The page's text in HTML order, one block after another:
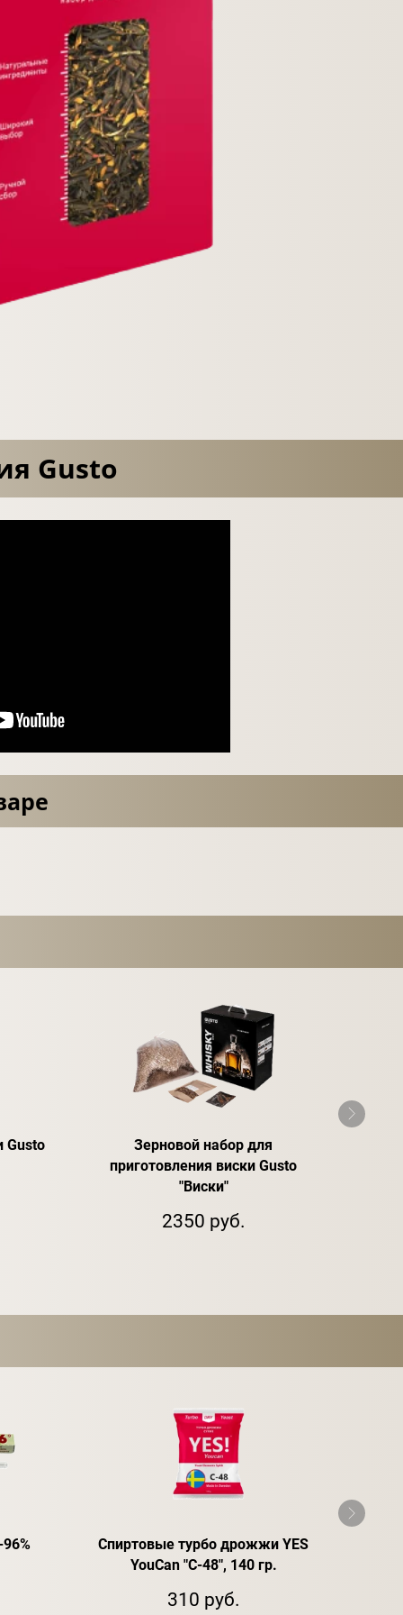
Gusto
Gusto
Зерновой набор для
приготовления виски Gusto
"Виски"
2350 руб.
Спиртовые турбо дрожжи YES
YouCan "C-48", 140 гр.
310 руб.